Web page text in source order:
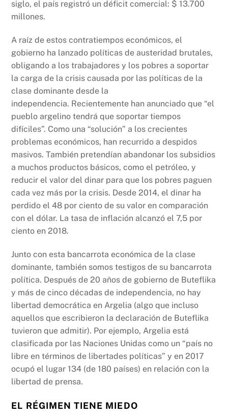
siglo, el país registró un déficit comercial: $ 13.700
millones.
A raíz de estos contratiempos económicos, el
gobierno ha lanzado políticas de austeridad brutales,
obligando a los trabajadores y los pobres a soportar
la carga de la crisis causada por las políticas de la
clase dominante desde la
independencia. Recientemente han anunciado que “el
pueblo argelino tendrá que soportar tiempos
difíciles”. Como una “solución” a los crecientes
problemas económicos, han recurrido a despidos
masivos. También pretendían abandonar los subsidios
a muchos productos básicos, como el petróleo, y
reducir el valor del dinar para que los pobres paguen
cada vez más por la crisis. Desde 2014, el dinar ha
perdido el 48 por ciento de su valor en comparación
con el dólar. La tasa de inflación alcanzó el 7,5 por
ciento en 2018.
Junto con esta bancarrota económica de la clase
dominante, también somos testigos de su bancarrota
política. Después de 20 años de gobierno de Buteflika
y más de cinco décadas de independencia, no hay
libertad democrática en Argelia (algo que incluso
aquellos que escribieron la declaración de Buteflika
tuvieron que admitir). Por ejemplo, Argelia está
clasificada por las Naciones Unidas como un “país no
libre en términos de libertades políticas” y en 2017
ocupó el lugar 134 (de 180 países) en relación con la
libertad de prensa.
EL RÉGIMEN TIENE MIEDO